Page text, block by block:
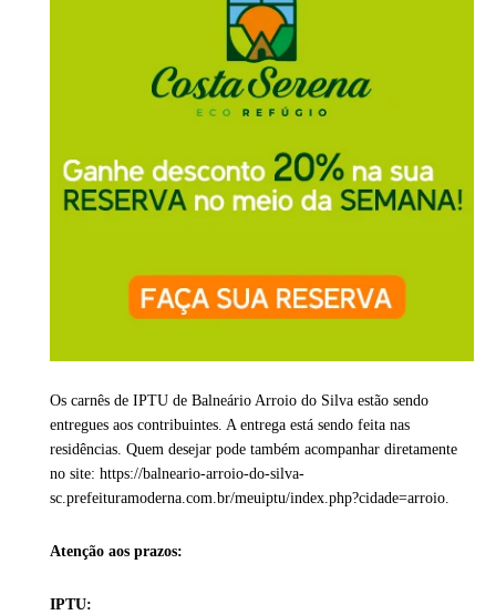
Os carnês de IPTU de Balneário Arroio do Silva estão sendo
entregues aos contribuintes. A entrega está sendo feita nas
residências. Quem desejar pode também acompanhar diretamente
no site: https://balneario-arroio-do-silva-
sc.prefeituramoderna.com.br/meuiptu/index.php?cidade=arroio.
Atenção aos prazos:
IPTU: